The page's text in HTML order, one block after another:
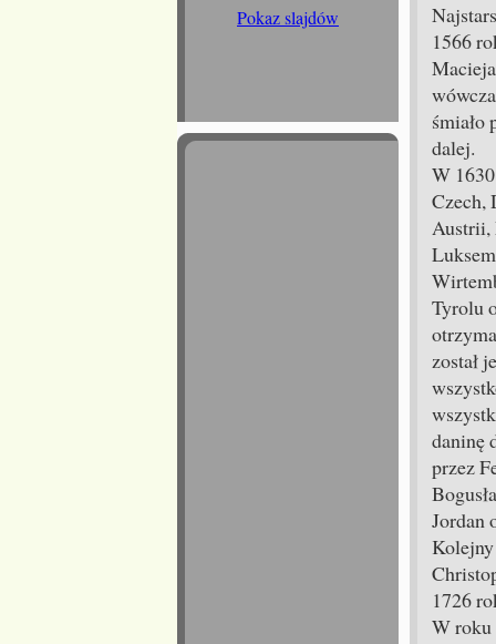
1566
śmiało
dalej.
W
Czech,
Austrii,
Tyrolu
został
daninę
przez
Jordan
Kolejny
1726
W roku
Pokaz slajdów